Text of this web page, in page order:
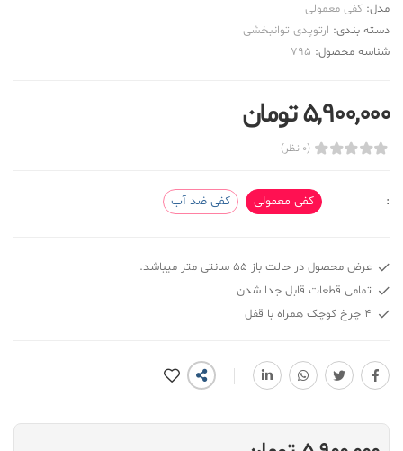
مدل: کفی معمولی
دسته بندی: ارتوپدی توانبخشی
شناسه محصول: 795
5,900,000 تومان
(0 نظر)
: کفی معمولی کفی ضد آب
عرض محصول در حالت باز 55 سانتی متر میباشد.
تمامی قطعات قابل جدا شدن
4 چرخ کوچک همراه با قفل